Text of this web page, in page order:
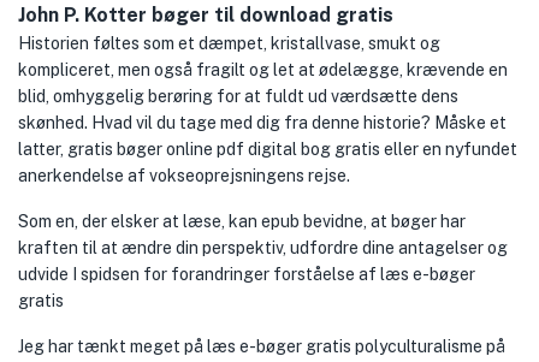
John P. Kotter bøger til download gratis
Historien føltes som et dæmpet, kristallvase, smukt og
kompliceret, men også fragilt og let at ødelægge, krævende en
blid, omhyggelig berøring for at fuldt ud værdsætte dens
skønhed. Hvad vil du tage med dig fra denne historie? Måske et
latter, gratis bøger online pdf digital bog gratis eller en nyfundet
anerkendelse af vokseoprejsningens rejse.
Som en, der elsker at læse, kan epub bevidne, at bøger har
kraften til at ændre din perspektiv, udfordre dine antagelser og
udvide I spidsen for forandringer forståelse af læs e-bøger
gratis
Jeg har tænkt meget på læs e-bøger gratis polyculturalisme på